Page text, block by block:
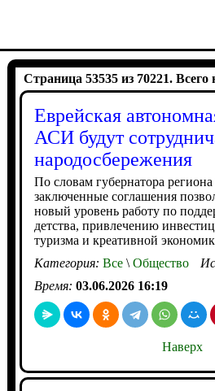
Страница 53535 из 70221. Всего
Еврейская
АСИ будут
народосбережения
По словам губернатора
заключенные соглашения
новый уровень работу по
детства, привлечению
туризма и креативной
Категория: Все\Общество
Время: 03.06.2026 16:19
Наверх